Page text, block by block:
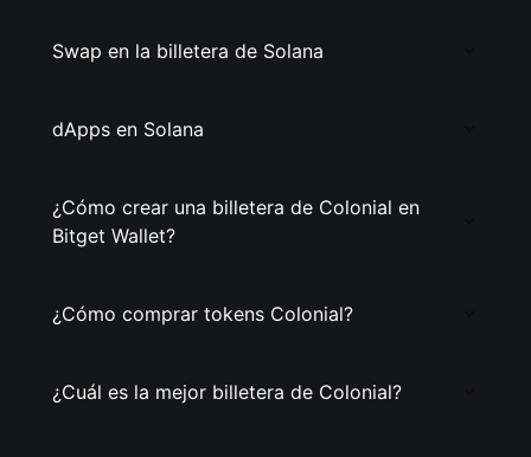
Swap en la billetera de Solana
dApps en Solana
¿Cómo crear una billetera de Colonial en
Bitget Wallet?
¿Cómo comprar tokens Colonial?
¿Cuál es la mejor billetera de Colonial?